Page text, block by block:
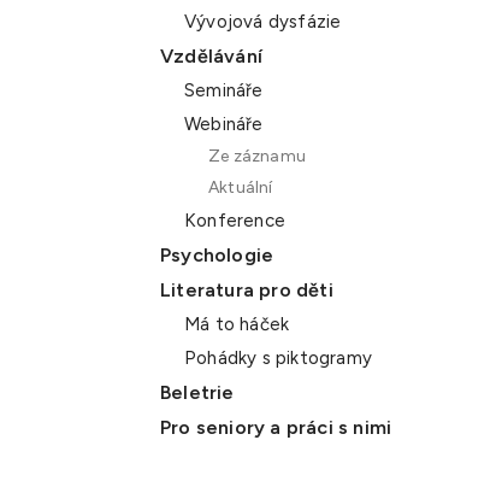
Vývojová dysfázie
Vzdělávání
Semináře
Webináře
Ze záznamu
Aktuální
Konference
Psychologie
Literatura pro děti
Má to háček
Pohádky s piktogramy
Beletrie
Pro seniory a práci s nimi